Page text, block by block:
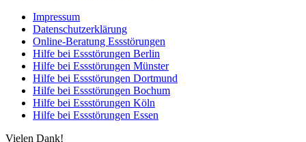
Impressum
Datenschutzerklärung
Online-Beratung Essstörungen
Hilfe bei Essstörungen Berlin
Hilfe bei Essstörungen Münster
Hilfe bei Essstörungen Dortmund
Hilfe bei Essstörungen Bochum
Hilfe bei Essstörungen Köln
Hilfe bei Essstörungen Essen
Vielen Dank!